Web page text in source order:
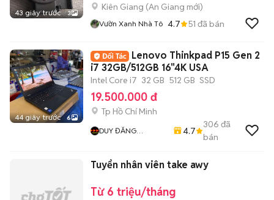
43 giây trước 3
Kiên Giang (An Giang mới)
Vườn Xanh Nhà Tô 4.7 51 đã bán
44 giây trước 6
Lenovo Thinkpad P15 Gen 2
i7 32GB/512GB 16"4K USA
Intel Core i7 32 GB 512 GB SSD
19.500.000 đ
Tp Hồ Chí Minh
DUY ĐĂNG
4.7
306 đã
bán
Tuyển nhân viên take awy
Từ 6 triệu/tháng